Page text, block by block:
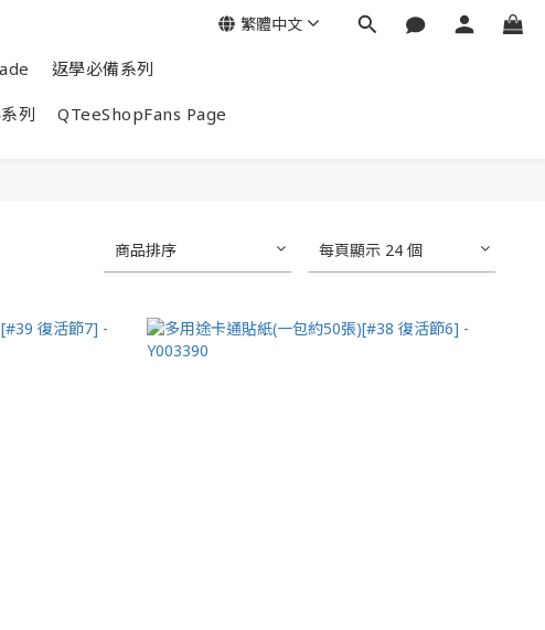
返學必備系列
列 QTeeShopFans Page
繁體中文
商品排序 每頁顯示 24 個